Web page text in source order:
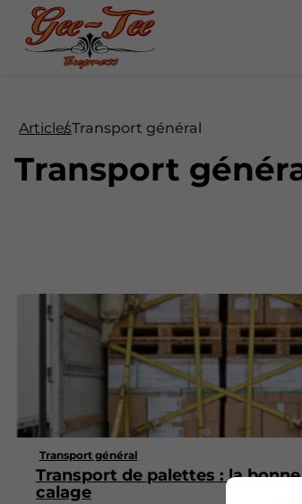
ArticlesTransport général
Transport
Transport général
Transport de palettes : la
calage